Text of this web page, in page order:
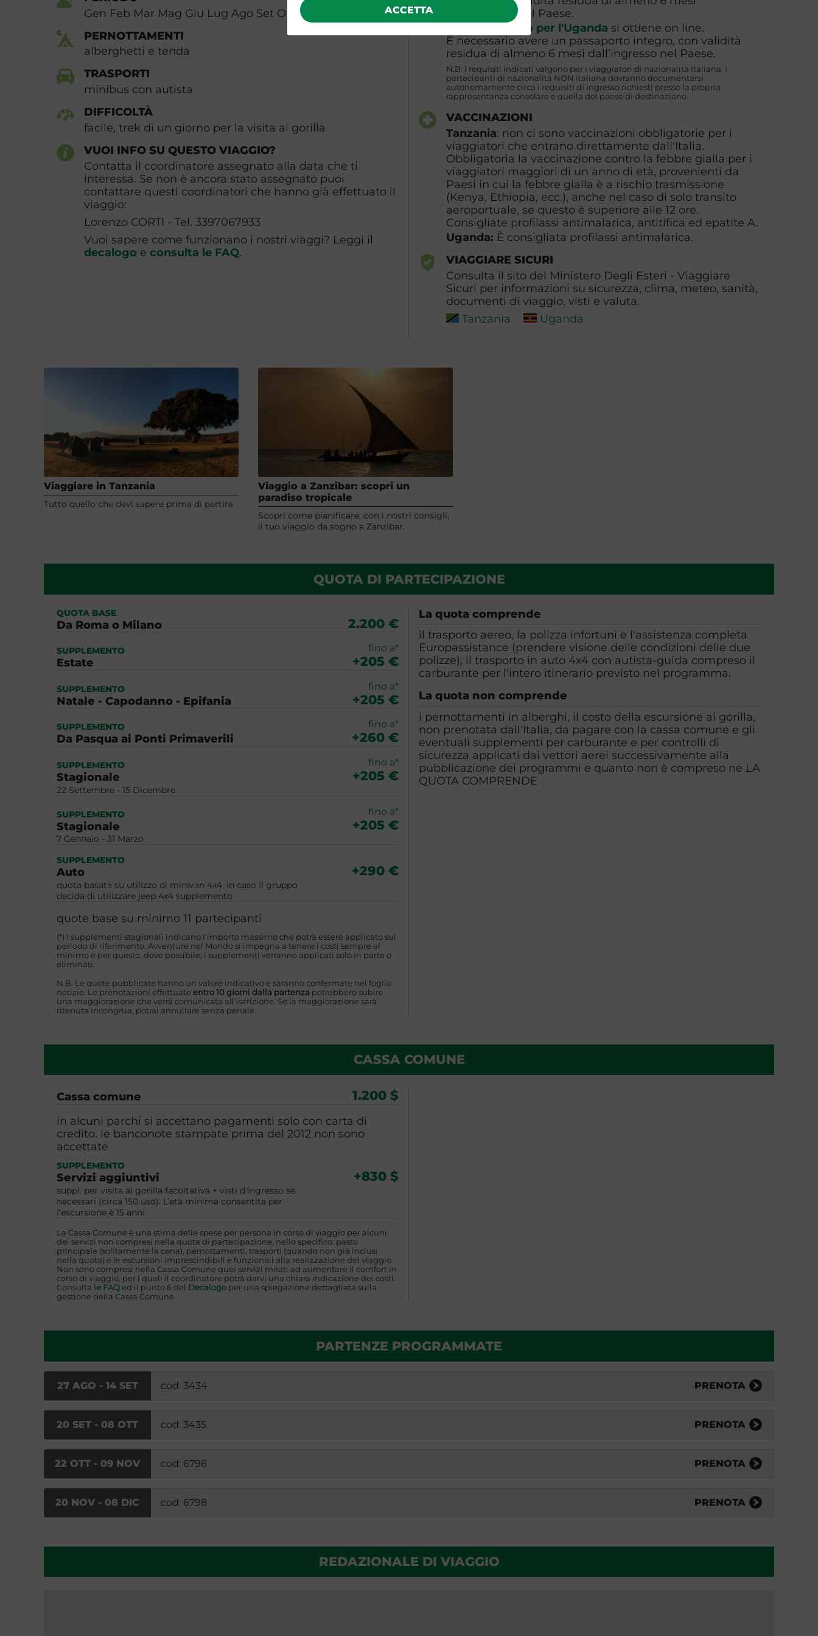
ACCETTA
Gen Feb Mar Mag Giu Lug Ago Set Ott Nov Dic
PERNOTTAMENTI
alberghetti e tenda
TRASPORTI
minibus con autista
DIFFICOLTÀ
facile, trek di un giorno per la visita ai gorilla
VUOI INFO SU QUESTO VIAGGIO?
Contatta il coordinatore assegnato alla data che ti
interessa. Se non è ancora stato assegnato puoi
contattare questi coordinatori che hanno già effettuato il
viaggio:
Lorenzo CORTI - Tel. 3397067933
Vuoi sapere come funzionano i nostri viaggi? Leggi il
decalogo e consulta le FAQ.
dall’ingresso nel Paese.
visto per l'Uganda si ottiene on line.
È necessario avere un passaporto integro, con validità
residua di almeno 6 mesi dall’ingresso nel Paese.
N.B. I requisiti indicati valgono per i viaggiatori di nazionalità italiana. I
partecipanti di nazionalità NON italiana dovranno documentarsi
autonomamente circa i requisiti di ingresso richiesti presso la propria
rappresentanza consolare e quella del paese di destinazione.
VACCINAZIONI
Tanzania: non ci sono vaccinazioni obbligatorie per i
viaggiatori che entrano direttamente dall'Italia.
Obbligatoria la vaccinazione contro la febbre gialla per i
viaggiatori maggiori di un anno di età, provenienti da
Paesi in cui la febbre gialla è a rischio trasmissione
(Kenya, Ethiopia, ecc.), anche nel caso di solo transito
aeroportuale, se questo è superiore alle 12 ore.
Consigliate profilassi antimalarica, antitifica ed epatite A.
Uganda: È consigliata profilassi antimalarica.
VIAGGIARE SICURI
Consulta il sito del Ministero Degli Esteri - Viaggiare
Sicuri per informazioni su sicurezza, clima, meteo, sanità,
documenti di viaggio, visti e valuta.
Tanzania
Uganda
Viaggiare in Tanzania
Tutto quello che devi sapere prima di partire
Viaggio a Zanzibar: scopri un
paradiso tropicale
Scopri come pianificare, con i nostri consigli,
il tuo viaggio da sogno a Zanzibar.
QUOTA DI PARTECIPAZIONE
QUOTA BASE
Da Roma o Milano 2.200 €
SUPPLEMENTO
Estate
fino a*
+205 €
SUPPLEMENTO
Natale - Capodanno - Epifania
fino a*
+205 €
SUPPLEMENTO
Da Pasqua ai Ponti Primaverili
fino a*
+260 €
SUPPLEMENTO
Stagionale
22 Settembre - 15 Dicembre
fino a*
+205 €
SUPPLEMENTO
Stagionale
7 Gennaio - 31 Marzo
fino a*
+205 €
SUPPLEMENTO
Auto
quota basata su utilizzo di minivan 4x4, in caso il gruppo
decida di utilizzare jeep 4x4 supplemento
+290 €
quote base su minimo 11 partecipanti
(*) I supplementi stagionali indicano l'importo massimo che potrà essere applicato sul
periodo di riferimento. Avventure nel Mondo si impegna a tenere i costi sempre al
minimo e per questo, dove possibile, i supplementi verranno applicati solo in parte o
eliminati.
N.B. Le quote pubblicate hanno un valore indicativo e saranno confermate nel foglio
notizie. Le prenotazioni effettuate entro 10 giorni dalla partenza potrebbero subire
una maggiorazione che verrà comunicata all'iscrizione. Se la maggiorazione sarà
ritenuta incongrua, potrai annullare senza penale.
La quota comprende
il trasporto aereo, la polizza infortuni e l'assistenza completa
Europassistance (prendere visione delle condizioni delle due
polizze), il trasporto in auto 4x4 con autista-guida compreso il
carburante per l'intero itinerario previsto nel programma.
La quota non comprende
i pernottamenti in alberghi, il costo della escursione ai gorilla,
non prenotata dall'Italia, da pagare con la cassa comune e gli
eventuali supplementi per carburante e per controlli di
sicurezza applicati dai vettori aerei successivamente alla
pubblicazione dei programmi e quanto non è compreso ne LA
QUOTA COMPRENDE
CASSA COMUNE
Cassa comune 1.200 $
in alcuni parchi si accettano pagamenti solo con carta di
credito. le banconote stampate prima del 2012 non sono
accettate
SUPPLEMENTO
Servizi aggiuntivi
suppl. per visita ai gorilla facoltativa + visti d'ingresso se
necessari (circa 150 usd). L’età minima consentita per
l’escursione è 15 anni.
+830 $
La Cassa Comune è una stima delle spese per persona in corso di viaggio per alcuni
dei servizi non compresi nella quota di partecipazione, nello specifico: pasto
principale (solitamente la cena), pernottamenti, trasporti (quando non già inclusi
nella quota) e le escursioni imprescindibili e funzionali alla realizzazione del viaggio.
Non sono compresi nella Cassa Comune quei servizi mirati ad aumentare il comfort in
corso di viaggio, per i quali il coordinatore potrà darvi una chiara indicazione dei costi.
Consulta le FAQed il punto 6 del Decalogoper una spiegazione dettagliata sulla
gestione della Cassa Comune.
PARTENZE PROGRAMMATE
27 AGO - 14 SET cod: 3434 PRENOTA
20 SET - 08 OTT cod: 3435 PRENOTA
22 OTT - 09 NOV cod: 6796 PRENOTA
20 NOV - 08 DIC cod: 6798 PRENOTA
REDAZIONALE DI VIAGGIO